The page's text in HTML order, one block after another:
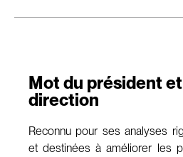
Mot du président
direction
Reconnu pour ses analyses
et destinées à améliorer les